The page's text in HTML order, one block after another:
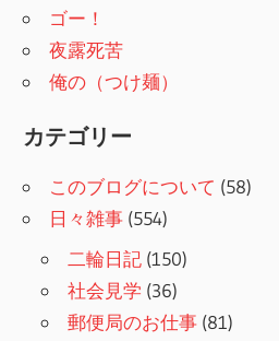
ゴー！
夜露死苦
俺の（つけ麺）
カテゴリー
このブログについて (58)
日々雑事 (554)
二輪日記 (150)
社会見学 (36)
郵便局のお仕事 (81)